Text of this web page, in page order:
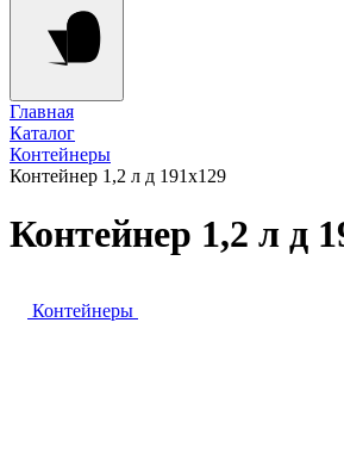
Главная
Каталог
Контейнеры
Контейнер 1,2 л д 191х129
Контейнер 1,2 л д
Контейнеры